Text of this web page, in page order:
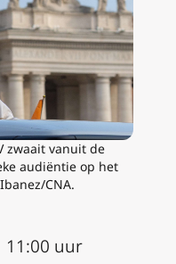
zwaait vanuit de
audiëntie op het
CNA.
11:00 uur